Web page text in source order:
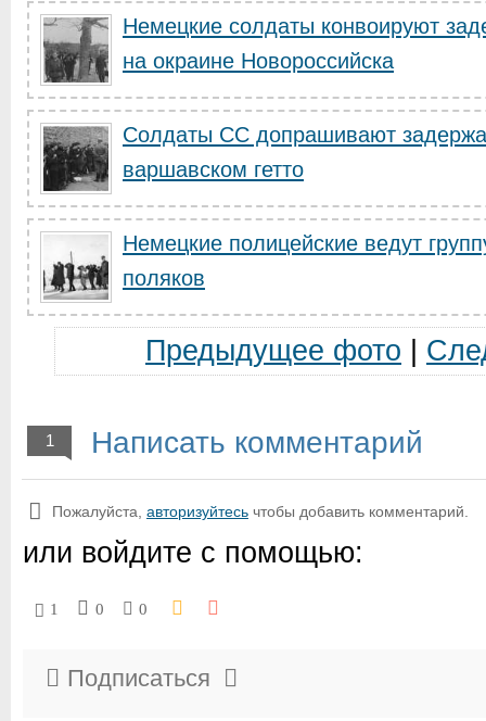
Немецкие солдаты конвоируют
на окраине Новороссийска
Солдаты СС допрашивают
варшавском гетто
Немецкие полицейские ведут
поляков
Предыдущее фото
1 Написать комментарий
Пожалуйста, авторизуйтесь чтобы добавить комментарий.
или войдите с помощью:
1 0 0
Подписаться